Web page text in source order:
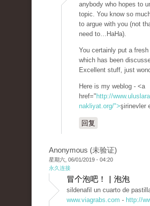
anybody who hopes to
topic. You know so
to argue with you (not
need to…HaHa).
You certainly put a
which has been
Excellent stuff, just
Here is my weblog - <a
href=" http://
nakliyat.org/">şirinevler
回复
Anonymous (未验证)
星期六, 06/01/2019 - 04:20
永久连接
冒个泡吧！ | 泡泡
sildenafil un cuarto de
www.viagrabs.com - http://